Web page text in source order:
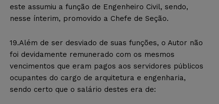
este assumiu a função de Engenheiro Civil, sendo,
nesse ínterim, promovido a Chefe de Seção.
19.Além de ser desviado de suas funções, o Autor não
foi devidamente remunerado com os mesmos
vencimentos que eram pagos aos servidores públicos
ocupantes do cargo de arquitetura e engenharia,
sendo certo que o salário destes era de: